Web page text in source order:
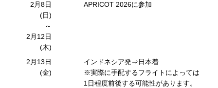
2月8日
(日)
～
2月12日
(木)
APRICOT 2026に参加
2月13日
(金)
インドネシア発⇒日本着
※実際に手配するフライトによっては
1日程度前後する可能性があります。